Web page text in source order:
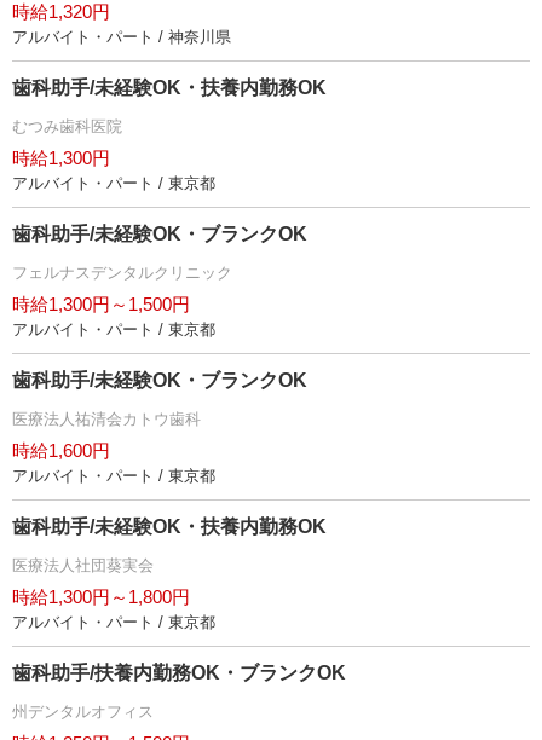
時給1,320円
アルバイト・パート / 神奈川県
歯科助手/未経験OK・扶養内勤務OK
むつみ歯科医院
時給1,300円
アルバイト・パート / 東京都
歯科助手/未経験OK・ブランクOK
フェルナスデンタルクリニック
時給1,300円～1,500円
アルバイト・パート / 東京都
歯科助手/未経験OK・ブランクOK
医療法人祐清会カトウ歯科
時給1,600円
アルバイト・パート / 東京都
歯科助手/未経験OK・扶養内勤務OK
医療法人社団葵実会
時給1,300円～1,800円
アルバイト・パート / 東京都
歯科助手/扶養内勤務OK・ブランクOK
州デンタルオフィス